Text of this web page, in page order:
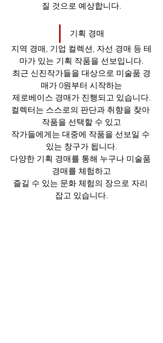
질 것으로 예상합니다.
기획 경매
지역 경매, 기업 컬렉션, 자선 경매 등 테
마가 있는 기획 작품을 선보입니다.
최근 신진작가들을 대상으로 미술품 경
매가 0원부터 시작하는
제로베이스 경매가 진행되고 있습니다.
컬렉터는 스스로의 판단과 취향을 찾아
작품을 선택할 수 있고
작가들에게는 대중에 작품을 선보일 수
있는 창구가 됩니다.
다양한 기획 경매를 통해 누구나 미술품
경매를 체험하고
즐길 수 있는 문화 체험의 장으로 자리
잡고 있습니다.